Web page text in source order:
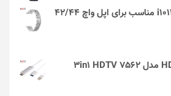
بند طرح Diamond کد i1012 مناسب برای اپل واچ 42/44